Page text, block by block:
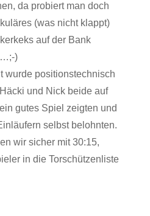
da probiert man doch
(was nicht klappt)
auf der Bank
)
wurde positionstechnisch
und Nick beide auf
gutes Spiel zeigten und
selbst belohnten.
wir sicher mit 30:15,
in die Torschützenliste